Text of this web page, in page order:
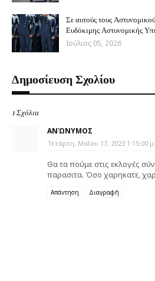
Σε αυτούς τους
Ευδόκιμης Αστυνομικής
Ιούλιος 05, 2026
Δημοσίευση Σχολίου
1 Σχόλια
ΑΝΏΝΥΜΟΣ
Τετάρτη, Μαΐου 17, 2023 1:15:00
Θα τα πούμε στις εκλογές
παρασιτα. Όσο χαρηκατε,
Απάντηση Διαγραφή